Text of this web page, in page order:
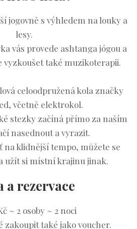
jogovně s výhledem na louky a
lesy.
vás provede ashtanga jógou a
vyzkoušet také muzikoterapii.
celoodpružená kola značky
včetně elektrokol.
stezky začíná přímo za naším
nasednout a vyrazit.
na klidnější tempo, můžete se
užít si místní krajinu jinak.
a rezervace
~ 2 osoby ~ 2 noci
zakoupit také jako voucher.